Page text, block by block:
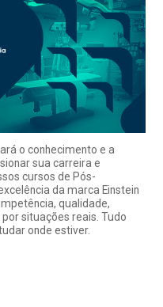
o conhecimento e a
sua carreira e
cursos de Pós-
da marca Einstein
qualidade,
situações reais. Tudo
onde estiver.